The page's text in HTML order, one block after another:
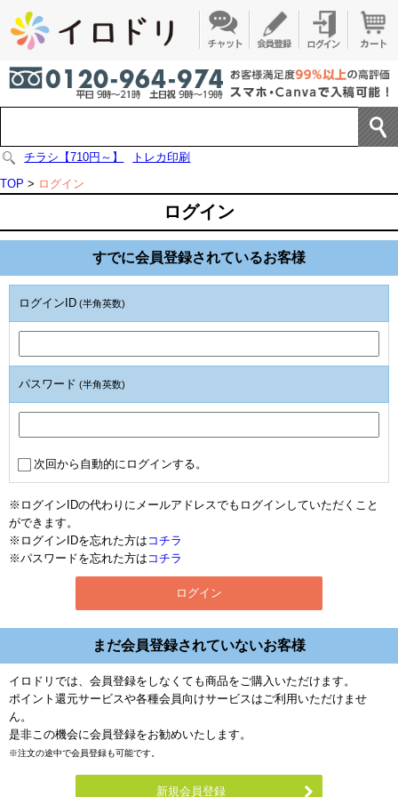
チラシ【710円～】
トレカ印刷
TOP > ログイン
ログイン
すでに会員登録されているお客様
ログインID (半角英数)
パスワード (半角英数)
次回から自動的にログインする。
※ログインIDの代わりにメールアドレスでもログインしていただくこと
ができます。
※ログインIDを忘れた方は コチラ
※パスワードを忘れた方は コチラ
まだ会員登録されていないお客様
イロドリでは、会員登録をしなくても商品をご購入いただけます。
ポイント還元サービスや各種会員向けサービスはご利用いただけませ
ん。
是非この機会に会員登録をお勧めいたします。
※注文の途中で会員登録も可能です。
新規会員登録